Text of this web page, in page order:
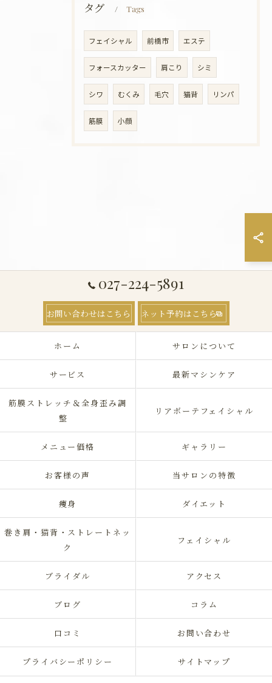
タグ Tags
フェイシャル 前橋市 エステ
フォースカッター 肩こり シミ
シワ むくみ 毛穴 猫背 リンパ
筋膜 小顔
027-224-5891
お問い合わせはこちら ネット予約はこちら
ホーム サロンについて
サービス 最新マシンケア
筋膜ストレッチ＆全身歪み調
整
リアボーテフェイシャル
メニュー価格 ギャラリー
お客様の声 当サロンの特徴
痩身 ダイエット
巻き肩・猫背・ストレートネッ
ク
フェイシャル
ブライダル アクセス
ブログ コラム
口コミ お問い合わせ
プライバシーポリシー サイトマップ